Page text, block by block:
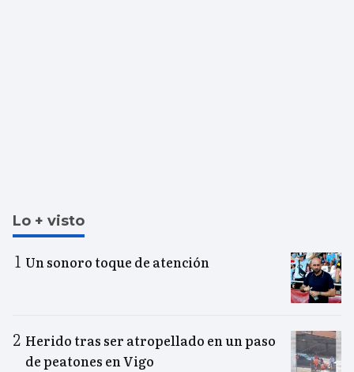
Lo + visto
Un sonoro toque de atención
Herido tras ser atropellado en un paso
de peatones en Vigo